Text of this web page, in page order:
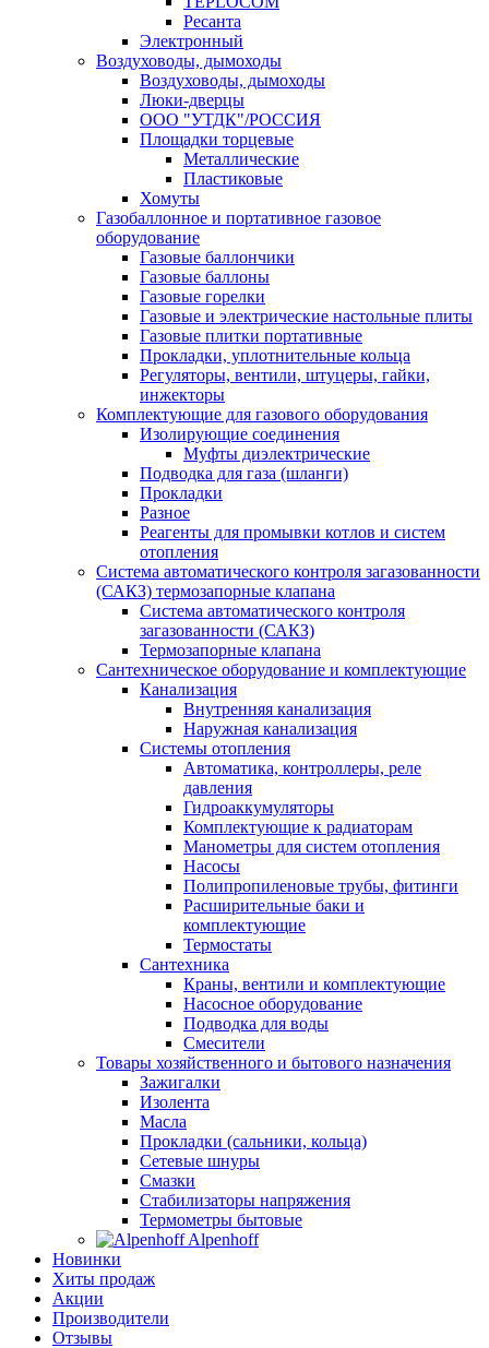
Ресанта
Электронный
Воздуховоды, дымоходы
Воздуховоды, дымоходы
Люки-дверцы
ООО "УТДК"/РОССИЯ
Площадки торцевые
Металлические
Пластиковые
Хомуты
Газобаллонное и портативное газовое
оборудование
Газовые баллончики
Газовые баллоны
Газовые горелки
Газовые и электрические настольные плиты
Газовые плитки портативные
Прокладки, уплотнительные кольца
Регуляторы, вентили, штуцеры, гайки,
инжекторы
Комплектующие для газового оборудования
Изолирующие соединения
Муфты диэлектрические
Подводка для газа (шланги)
Прокладки
Разное
Реагенты для промывки котлов и систем
отопления
Система автоматического контроля загазованности
(САКЗ) термозапорные клапана
Система автоматического контроля
загазованности (САКЗ)
Термозапорные клапана
Сантехническое оборудование и комплектующие
Канализация
Внутренняя канализация
Наружная канализация
Системы отопления
Автоматика, контроллеры, реле
давления
Гидроаккумуляторы
Комплектующие к радиаторам
Манометры для систем отопления
Насосы
Полипропиленовые трубы, фитинги
Расширительные баки и
комплектующие
Термостаты
Сантехника
Краны, вентили и комплектующие
Насосное оборудование
Подводка для воды
Смесители
Товары хозяйственного и бытового назначения
Зажигалки
Изолента
Масла
Прокладки (сальники, кольца)
Сетевые шнуры
Смазки
Стабилизаторы напряжения
Термометры бытовые
Alpenhoff
Новинки
Хиты продаж
Акции
Производители
Отзывы